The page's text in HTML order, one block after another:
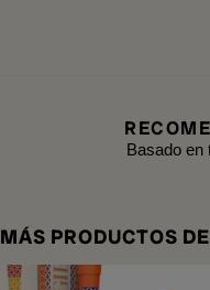
Basado en
MÁS PRODUCTOS